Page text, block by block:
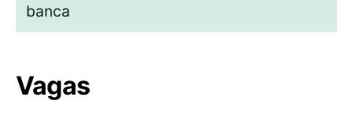
banca
Vagas